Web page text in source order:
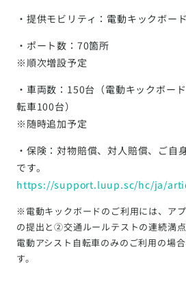
・提供モビリティ：電動キックボー
・ポート数：70箇所
※順次増設予定
・車両数：150台（電動キックボー
転車100台）
※随時追加予定
・保険：対物賠償、対人賠償、ご自
です。
https://support.luup.sc/hc/ja/
※電動キックボードのご利用には、ア
の提出と②交通ルールテストの連続満点
電動アシスト自転車のみのご利用の場
す。